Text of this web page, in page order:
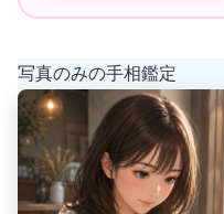
写真のみの手相鑑定